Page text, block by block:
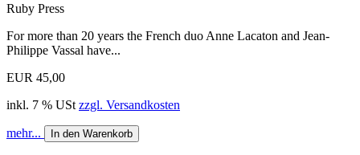
Ruby Press
For more than 20 years the French duo Anne Lacaton and Jean-
Philippe Vassal have...
EUR 45,00
inkl. 7 % USt zzgl. Versandkosten
mehr... In den Warenkorb